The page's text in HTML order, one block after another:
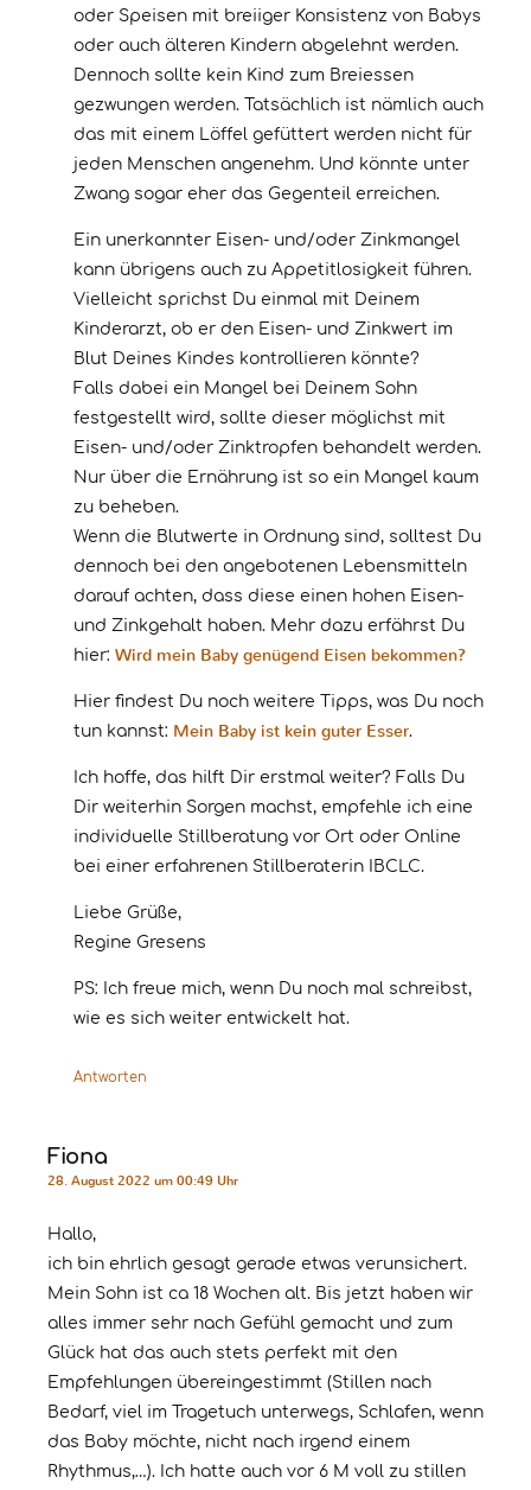
oder Speisen mit breiiger Konsistenz von Babys
oder auch älteren Kindern abgelehnt werden.
Dennoch sollte kein Kind zum Breiessen
gezwungen werden. Tatsächlich ist nämlich auch
das mit einem Löffel gefüttert werden nicht für
jeden Menschen angenehm. Und könnte unter
Zwang sogar eher das Gegenteil erreichen.
Ein unerkannter Eisen- und/oder Zinkmangel
kann übrigens auch zu Appetitlosigkeit führen.
Vielleicht sprichst Du einmal mit Deinem
Kinderarzt, ob er den Eisen- und Zinkwert im
Blut Deines Kindes kontrollieren könnte?
Falls dabei ein Mangel bei Deinem Sohn
festgestellt wird, sollte dieser möglichst mit
Eisen- und/oder Zinktropfen behandelt werden.
Nur über die Ernährung ist so ein Mangel kaum
zu beheben.
Wenn die Blutwerte in Ordnung sind, solltest Du
dennoch bei den angebotenen Lebensmitteln
darauf achten, dass diese einen hohen Eisen-
und Zinkgehalt haben. Mehr dazu erfährst Du
hier: Wird mein Baby genügend Eisen bekommen?
Hier findest Du noch weitere Tipps, was Du noch
tun kannst: Mein Baby ist kein guter Esser.
Ich hoffe, das hilft Dir erstmal weiter? Falls Du
Dir weiterhin Sorgen machst, empfehle ich eine
individuelle Stillberatung vor Ort oder Online
bei einer erfahrenen Stillberaterin IBCLC.
Liebe Grüße,
Regine Gresens
PS: Ich freue mich, wenn Du noch mal schreibst,
wie es sich weiter entwickelt hat.
Antworten
Fiona
28. August 2022 um 00:49 Uhr
Hallo,
ich bin ehrlich gesagt gerade etwas verunsichert.
Mein Sohn ist ca 18 Wochen alt. Bis jetzt haben wir
alles immer sehr nach Gefühl gemacht und zum
Glück hat das auch stets perfekt mit den
Empfehlungen übereingestimmt (Stillen nach
Bedarf, viel im Tragetuch unterwegs, Schlafen, wenn
das Baby möchte, nicht nach irgend einem
Rhythmus,…). Ich hatte auch vor 6 M voll zu stillen